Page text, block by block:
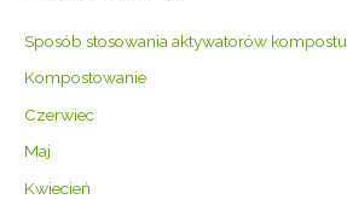
Sposób stosowania aktywatorów kompostu
Kompostowanie
Czerwiec
Maj
Kwiecień